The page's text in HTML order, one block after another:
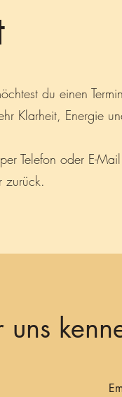
du einen
Klarheit, Energie
Telefon oder E-
zurück.
uns